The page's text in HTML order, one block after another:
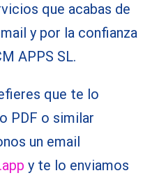
que acabas de
y por la confianza
APPS SL.
que te lo
PDF o similar
un email
y te lo enviamos